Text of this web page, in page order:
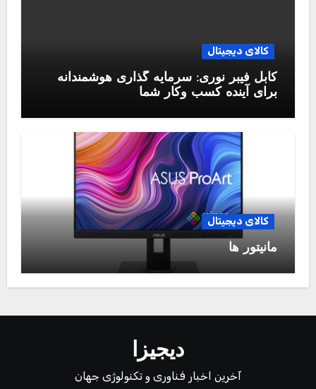
کالای دیجیتال
کابل فیبر نوری: سرمایه گذاری هوشمندانه
برای آینده کسب وکار شما
کالای دیجیتال
مانیتور ها
دیجیزا
آخرین اخبار فناوری و تکنولوژی جهان